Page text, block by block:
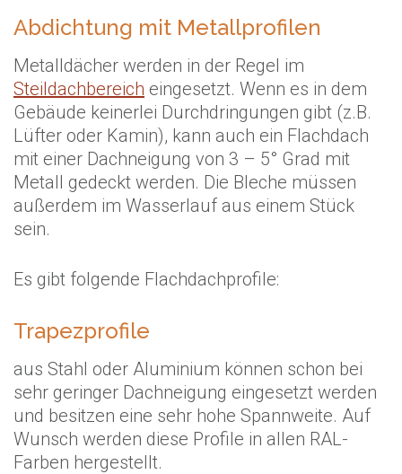
Abdichtung mit Metallprofilen
Metalldächer werden in der Regel im
Steildachbereich eingesetzt. Wenn es in dem
Gebäude keinerlei Durchdringungen gibt (z.B.
Lüfter oder Kamin), kann auch ein Flachdach
mit einer Dachneigung von 3 – 5° Grad mit
Metall gedeckt werden. Die Bleche müssen
außerdem im Wasserlauf aus einem Stück
sein.
Es gibt folgende Flachdachprofile:
Trapezprofile
aus Stahl oder Aluminium können schon bei
sehr geringer Dachneigung eingesetzt werden
und besitzen eine sehr hohe Spannweite. Auf
Wunsch werden diese Profile in allen RAL-
Farben hergestellt.